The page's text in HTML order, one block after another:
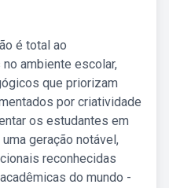
é total ao
ambiente escolar,
que priorizam
por criatividade
os estudantes em
geração notável,
reconhecidas
do mundo -